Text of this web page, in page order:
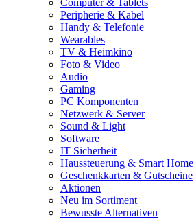
Computer & Tablets
Peripherie & Kabel
Handy & Telefonie
Wearables
TV & Heimkino
Foto & Video
Audio
Gaming
PC Komponenten
Netzwerk & Server
Sound & Light
Software
IT Sicherheit
Haussteuerung & Smart Home
Geschenkkarten & Gutscheine
Aktionen
Neu im Sortiment
Bewusste Alternativen